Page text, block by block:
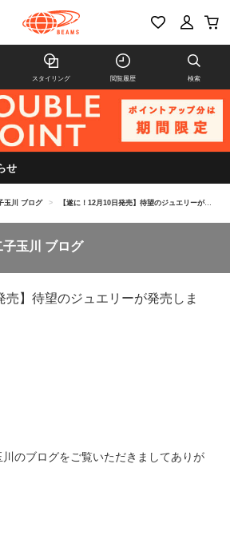
スタイリング 閲覧履歴 検索
せ
玉川 ブログ > 【遂に！12月10日発売】待望のジュエリーが発売します。
子玉川 ブログ
売】待望のジュエリーが発売しま
のブログをご覧いただきましてありが